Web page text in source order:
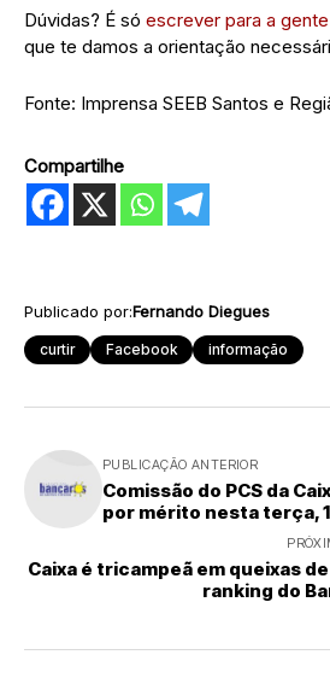
Dúvidas? É só escrever para a gente
que te damos a orientação
Fonte: Imprensa SEEB Santos e
Compartilhe
Publicado por:Fernando Diegues
curtir Facebook informação
PUBLICAÇÃO ANTERIOR
Comissão do PCS da
por mérito nesta terça,
Caixa é tricampeã em queixas
ranking do